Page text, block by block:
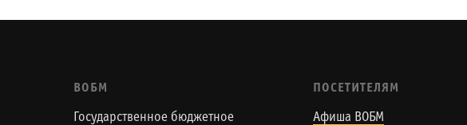
ВОБМ
Государственное бюджетное
ПОСЕТИТЕЛЯМ
Афиша ВОБМ